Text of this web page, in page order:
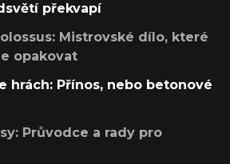
překvapí
Mistrovské dílo, které
opakovat
hrách: Přínos, nebo betonové
Průvodce a rady pro